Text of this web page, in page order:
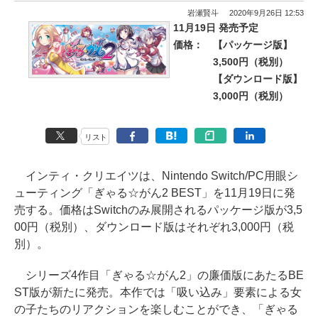
岩瀬賢斗 2020年9月26日 12:53
11月19日 発売予定
価格：
【パッケージ版】
3,500円（税別）
【ダウンロード版】
3,000円（税別）
リスト
インティ・クリエイツは、Nintendo Switch/PC用眼シ
ューティング「ぎゃる☆がん2 BEST」を11月19日に発
売する。価格はSwitchのみ展開されるパッケージ版が3,5
00円（税別）、ダウンロード版はそれぞれ3,000円（税
別）。
シリーズ4作目「ぎゃる☆がん2」の廉価版にあたるBE
ST版が新たに発売。本作では「吸い込み」要素による女
の子たちのリアクションを楽しむことができ、「ぎゃる